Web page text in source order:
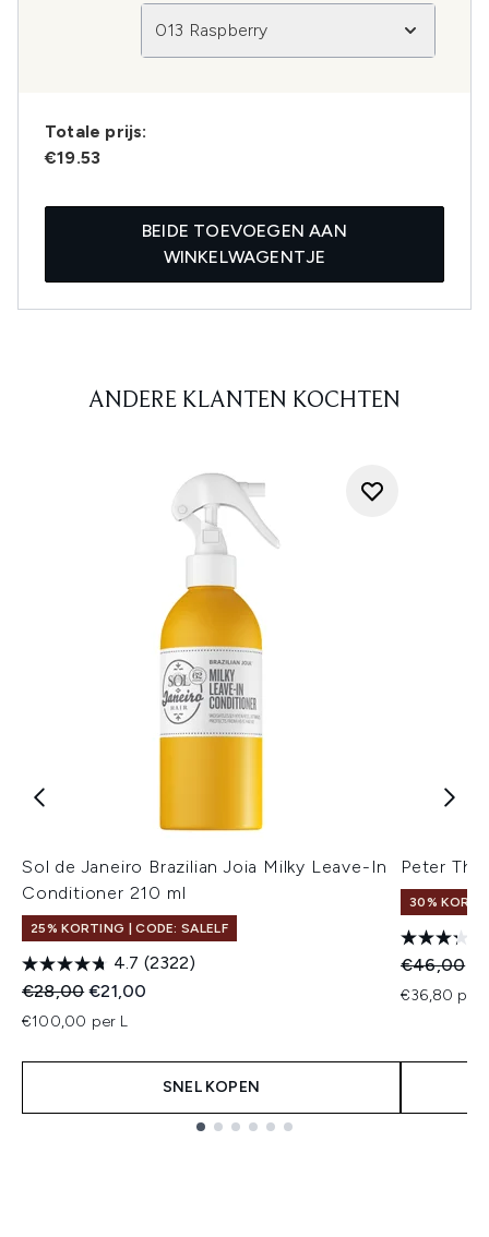
013 Raspberry
Totale prijs:
€19.53
BEIDE TOEVOEGEN AAN
WINKELWAGENTJE
ANDERE KLANTEN KOCHTEN
Sol de Janeiro Brazilian Joia Milky Leave-In
Conditioner 210 ml
25% KORTING | CODE: SALELF
4.7 (2322)
Recommended Retail Price:
€28,00Huidige prijs:
€21,00
€100,00 per L
SNEL KOPEN
Peter
30%
€46,00
€36,80 per